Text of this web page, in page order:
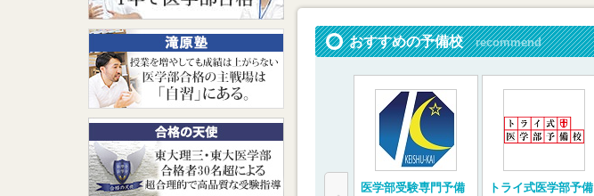
おすすめの予備校 recommend
医学部受験専門予備
トライ式医学部予備